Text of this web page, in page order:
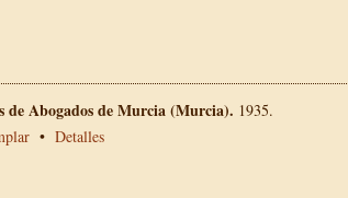
de Abogados de Murcia (Murcia). 1935.
• Detalles